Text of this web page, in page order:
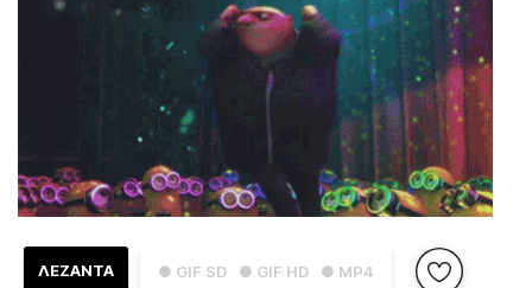
● GIF SD ● GIF HD ● MP4
ΛΕΖΑΝΤΑ